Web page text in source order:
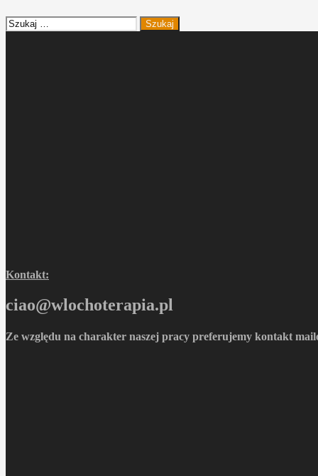
Szukaj:
Kontakt:
ciao@wlochoterapia.pl
Ze względu na charakter naszej pracy preferujemy kontakt